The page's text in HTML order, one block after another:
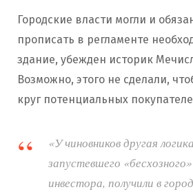
Городские власти могли и
прописать в регламенте
здание, убежден историк
Возможно, этого не сделали,
круг потенциальных
«У чиновников другая
запустевшего
инвестора, получили в